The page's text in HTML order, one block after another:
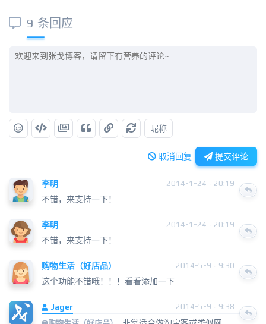
9 条回应
昵称
取消回复 提交评论
李明 2014-1-24 · 20:19
不错，来支持一下！
李明 2014-1-24 · 20:19
不错，来支持一下！
购物生活（好店品） 2014-5-9 · 9:30
这个功能不错哦！！！看看添加一下
Jager
2014-5-9 · 9:38